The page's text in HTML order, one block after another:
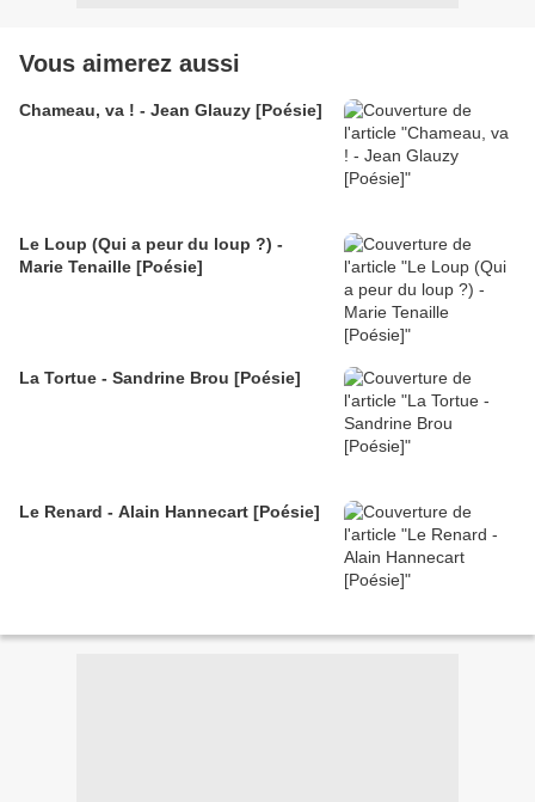
Vous aimerez aussi
Chameau, va ! - Jean Glauzy [Poésie]
Le Loup (Qui a peur du loup ?) -
Marie Tenaille [Poésie]
La Tortue - Sandrine Brou [Poésie]
Le Renard - Alain Hannecart [Poésie]